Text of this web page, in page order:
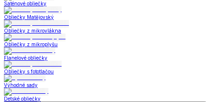
Saténové obliečky
Obliečky Matějovský
Obliečky z mikrovlákna
Obliečky z mikroplyšu
Flanelové obliečky
Obliečky s fototlačou
Výhodné sady
Detské obliečky